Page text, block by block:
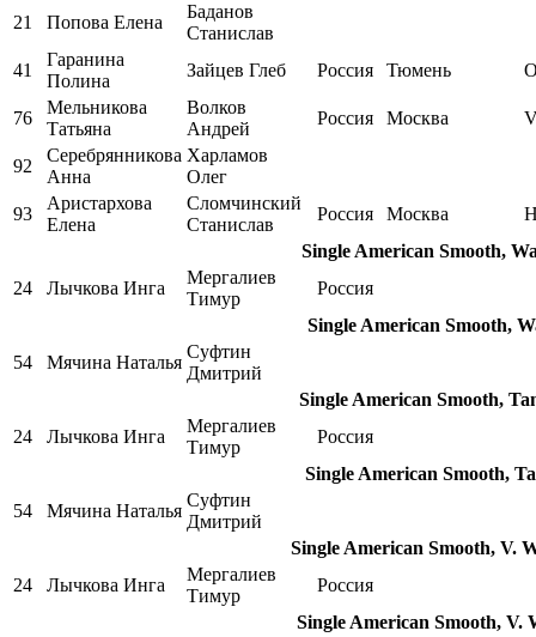
21
Попова Елена
Баданов
Станислав
41
Гаранина
Полина
Зайцев Глеб Россия Тюмень
76
Мельникова
Татьяна
Волков
Андрей
Россия Москва
92
Серебрянникова
Анна
Харламов
Олег
93
Аристархова
Елена
Сломчинский
Станислав
Россия Москва
Single American Smooth,
24
Лычкова Инга
Мергалиев
Тимур
Россия
Single American Smooth,
54
Мячина Наталья
Суфтин
Дмитрий
Single American Smooth,
24
Лычкова Инга
Мергалиев
Тимур
Россия
Single American Smooth,
54
Мячина Наталья
Суфтин
Дмитрий
Single American Smooth, V.
24
Лычкова Инга
Мергалиев
Тимур
Россия
Single American Smooth, V.